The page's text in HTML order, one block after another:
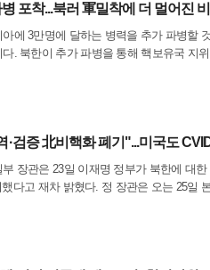
포착...북러 軍밀착에 더 멀어진
에 3만명에 달하는 병력을 추가 파병할
. 북한이 추가 파병을 통해 핵보유국 지
재명 정부가 추구해왔던 북미대화를 통한
·검증 北비핵화 폐기"...미국도
장관은 23일 이재명 정부가 북한에 대
다고 재차 밝혔다. 정 장관은 오는 25일
재명 정부는 전 정부의 CVID를 사실상